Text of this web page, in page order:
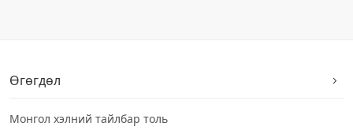
Өгөгдөл
Монгол хэлний тайлбар толь